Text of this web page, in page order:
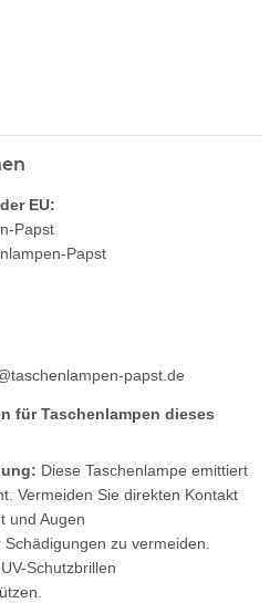
EU:
Papst
Papst
papst.de
für Taschenlampen dieses
Diese Taschenlampe emittiert
Vermeiden Sie direkten Kontakt
und Augen
zu vermeiden.
Schutzbrillen